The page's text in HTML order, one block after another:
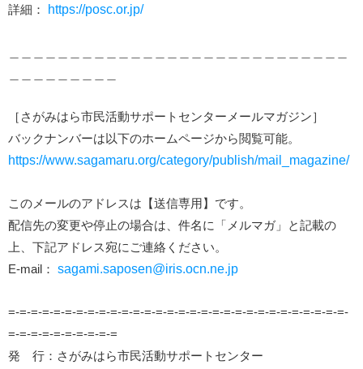
詳細：
https://posc.or.jp/
［さがみはら市民活動サポートセンターメールマガジン］
バックナンバーは以下のホームページから閲覧可能。
https://www.sagamaru.org/category/publish/mail_magazine/
このメールのアドレスは【送信専用】です。
配信先の変更や停止の場合は、件名に「メルマガ」と記載の
上、下記アドレス宛にご連絡ください。
E-mail： sagami.saposen@iris.ocn.ne.jp
=-=-=-=-=-=-=-=-=-=-=-=-=-=-=-=-=-=-=-=-=-=-=-=-=-=-=-=-=-=-
=-=-=-=-=-=-=-=-=-=
発 行：さがみはら市民活動サポートセンター